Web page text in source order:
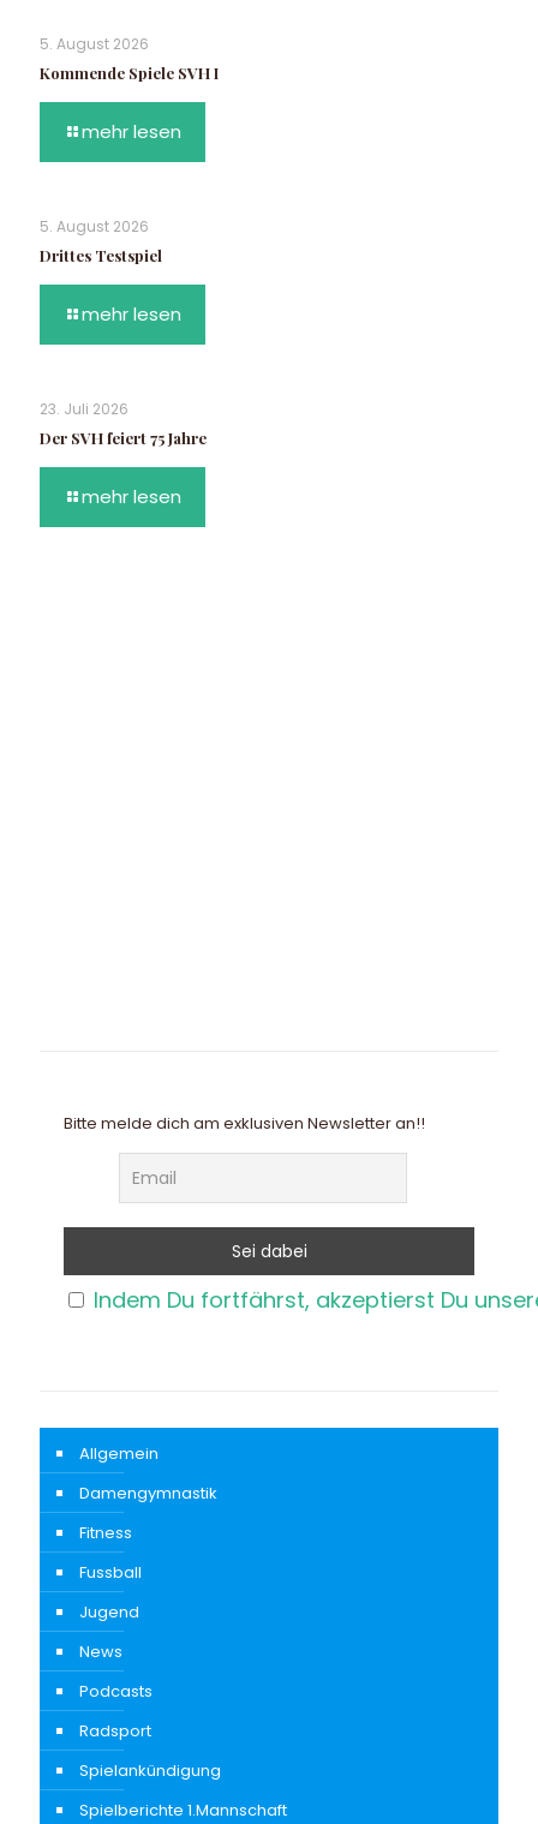
5. August 2026
Kommende Spiele SVH I
mehr lesen
5. August 2026
Drittes Testspiel
mehr lesen
23. Juli 2026
Der SVH feiert 75 Jahre
mehr lesen
Bitte melde dich am exklusiven Newsletter an!!
Indem Du fortfährst, akzeptierst Du
Allgemein
Damengymnastik
Fitness
Fussball
Jugend
News
Podcasts
Radsport
Spielankündigung
Spielberichte 1.Mannschaft